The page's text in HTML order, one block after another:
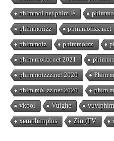
phimmoi.net phim lẻ
phimmoiizz phimmoiizz.met
phimmoiz phimmoizz
phim moizz.net 2021
phimmoizzz.net 2020 Phim
phim mới zz.net 2020 phim
vkool Vuighe
xemphimplus ZingTV